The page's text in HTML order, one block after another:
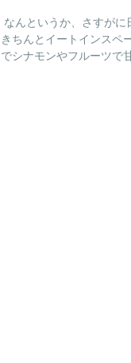
なんというか、さすがに
きちんとイートインスペ
でシナモンやフルーツで